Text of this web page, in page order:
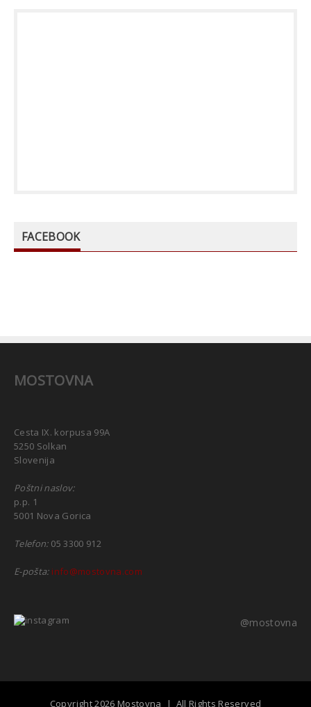
FACEBOOK
MOSTOVNA
Cesta IX. korpusa 99A
5250 Solkan
Slovenija
Poštni naslov:
p.p. 1
5001 Nova Gorica
Telefon:05 3300 912
E-pošta: info@mostovna.com
@mostovna
Copyright 2026 Mostovna | All Rights Reserved